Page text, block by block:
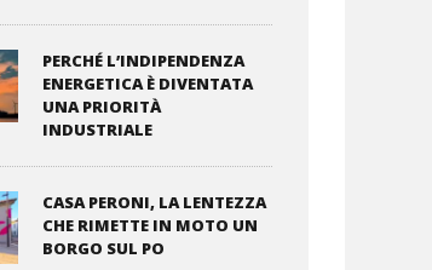
PERCHÉ L’INDIPENDENZA
ENERGETICA È DIVENTATA
UNA PRIORITÀ
INDUSTRIALE
CASA PERONI, LA LENTEZZA
CHE RIMETTE IN MOTO UN
BORGO SUL PO